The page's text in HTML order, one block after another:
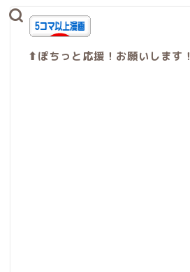
⬆︎ぽちっと応援！お願いします！